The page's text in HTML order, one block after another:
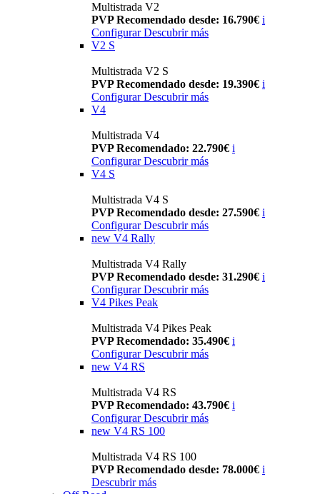
Multistrada V2
PVP Recomendado desde: 16.790€ i
Configurar Descubrir más
V2 S
Multistrada V2 S
PVP Recomendado desde: 19.390€ i
Configurar Descubrir más
V4
Multistrada V4
PVP Recomendado: 22.790€ i
Configurar Descubrir más
V4 S
Multistrada V4 S
PVP Recomendado desde: 27.590€ i
Configurar Descubrir más
new V4 Rally
Multistrada V4 Rally
PVP Recomendado desde: 31.290€ i
Configurar Descubrir más
V4 Pikes Peak
Multistrada V4 Pikes Peak
PVP Recomendado: 35.490€ i
Configurar Descubrir más
new V4 RS
Multistrada V4 RS
PVP Recomendado: 43.790€ i
ConfigurarDescubrir más
new V4 RS 100
Multistrada V4 RS 100
PVP Recomendado desde: 78.000€ i
Descubrir más